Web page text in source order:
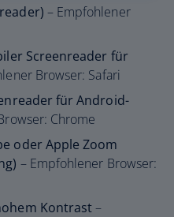
– Empfohlener
Screenreader für
Browser: Safari
für Android-
Chrome
oder Apple Zoom
– Empfohlener Browser:
Kontrast–